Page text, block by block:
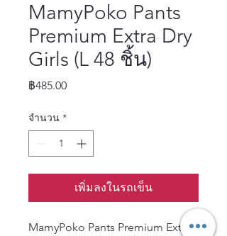
MamyPoko Pants
Premium Extra Dry
Girls (L 48 ชิ้น)
฿485.00ราคา
จำนวน *
เพิ่มลงในรถเข็น
MamyPoko Pants Premium Extra